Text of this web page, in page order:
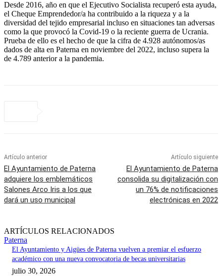
Desde 2016, año en que el Ejecutivo Socialista recuperó esta ayuda,
el Cheque Emprendedor/a ha contribuido a la riqueza y a la
diversidad del tejido empresarial incluso en situaciones tan adversas
como la que provocó la Covid-19 o la reciente guerra de Ucrania.
Prueba de ello es el hecho de que la cifra de 4.928 autónomos/as
dados de alta en Paterna en noviembre del 2022, incluso supera la
de 4.789 anterior a la pandemia.
Artículo anterior
El Ayuntamiento de Paterna
adquiere los emblemáticos
Salones Arco Iris a los que
dará un uso municipal
Artículo siguiente
El Ayuntamiento de Paterna
consolida su digitalización con
un 76% de notificaciones
electrónicas en 2022
ARTÍCULOS RELACIONADOS
Paterna
El Ayuntamiento y Aigües de Paterna vuelven a premiar el esfuerzo
académico con una nueva convocatoria de becas universitarias
julio 30, 2026